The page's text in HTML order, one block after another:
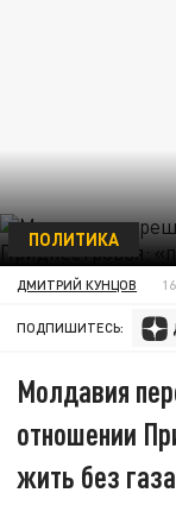
ПОЛИТИКА
ДМИТРИЙ КУНЦОВ
ПОДПИШИТЕСЬ:
Молдавия
отношении
жить без